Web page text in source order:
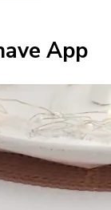
App